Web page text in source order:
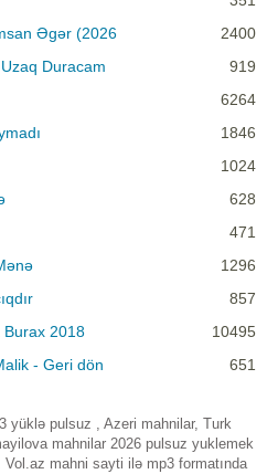
Əgər (2026
2400
Duracam
919
6264
1846
1024
628
471
1296
857
2018
10495
- Geri dön
651
yüklə pulsuz , Azeri mahnilar, Turk
mahnilar 2026 pulsuz yuklemek
mahni sayti ilə mp3 formatında